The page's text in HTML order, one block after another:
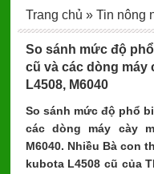
So sánh mức độ
cũ và các dòng máy
L4508, M6040
So sánh mức độ phổ
các dòng máy cày
M6040. Nhiều Bà con
kubota L4508 cũ của
Trang chủ » Tin nông